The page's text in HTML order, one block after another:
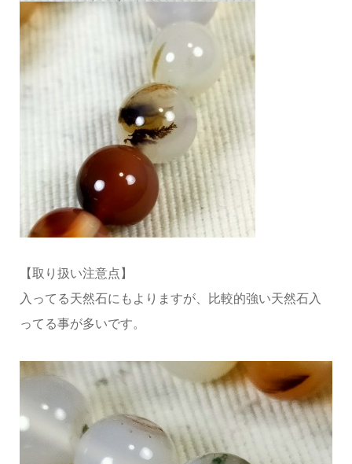
【取り扱い注意点】
入ってる天然石にもよりますが、比較的強い天然石入
ってる事が多いです。